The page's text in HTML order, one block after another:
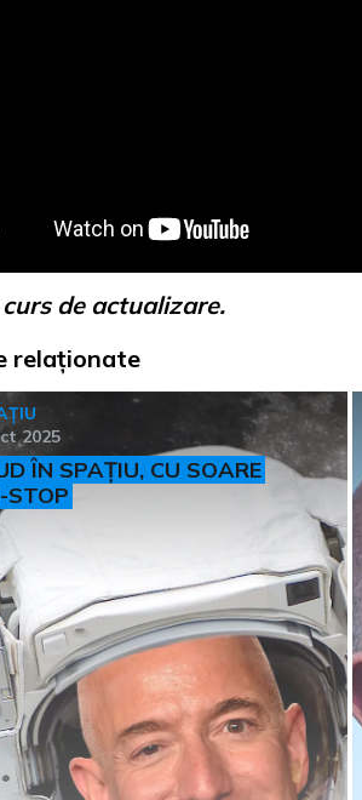
de actualizare.
relaționate
2025
ÎN SPAȚIU, CU SOARE
STOP